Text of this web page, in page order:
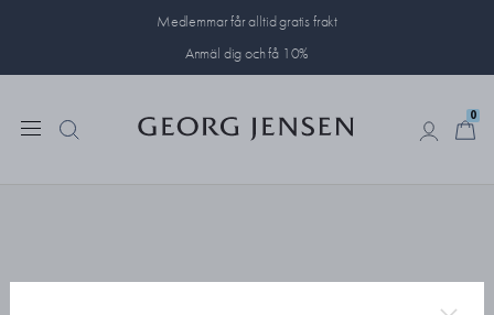
Medlemmar får alltid gratis frakt
Anmäl dig och få 10%
0